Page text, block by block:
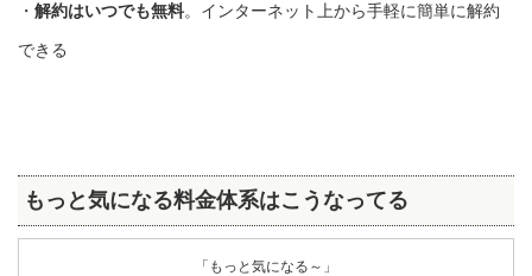
・ 解約はいつでも無料。インターネット上から手軽に簡単に解約
できる
もっと気になる料金体系はこうなってる
「もっと気になる～」